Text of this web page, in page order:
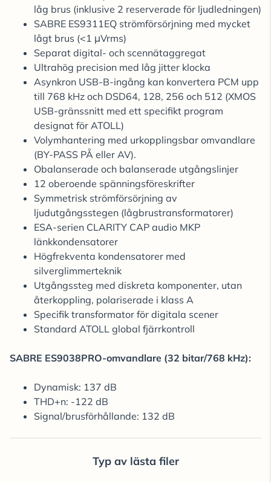
låg brus (inklusive 2 reserverade för ljudledningen)
SABRE ES9311EQ strömförsörjning med mycket
lågt brus (<1 μVrms)
Separat digital- och scennätaggregat
Ultrahög precision med låg jitter klocka
Asynkron USB-B-ingång kan konvertera PCM upp
till 768 kHz och DSD64, 128, 256 och 512 (XMOS
USB-gränssnitt med ett specifikt program
designat för ATOLL)
Volymhantering med urkopplingsbar omvandlare
(BY-PASS PÅ eller AV).
Obalanserade och balanserade utgångslinjer
12 oberoende spänningsföreskrifter
Symmetrisk strömförsörjning av
ljudutgångsstegen (lågbrustransformatorer)
ESA-serien CLARITY CAP audio MKP
länkkondensatorer
Högfrekventa kondensatorer med
silverglimmerteknik
Utgångssteg med diskreta komponenter, utan
återkoppling, polariserade i klass A
Specifik transformator för digitala scener
Standard ATOLL global fjärrkontroll
SABRE ES9038PRO-omvandlare (32 bitar/768 kHz):
Dynamisk: 137 dB
THD+n: -122 dB
Signal/brusförhållande: 132 dB
Typ av lästa filer